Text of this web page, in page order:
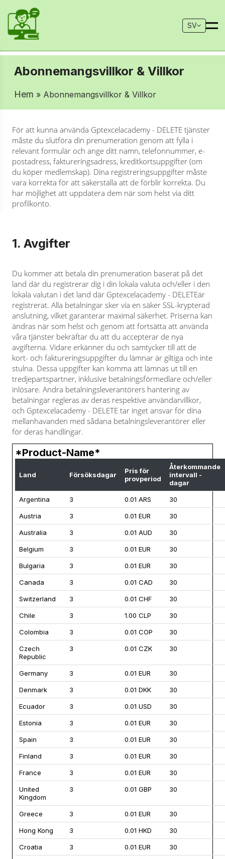
SV
Abonnemangsvillkor & Villkor
Hem » Abonnemangsvillkor & Villkor
För att kunna använda Gptexcelacademy - DELETE tjänster
måste du slutföra din prenumeration genom att fylla i
relevant formulär och ange ditt namn, telefonnummer, e-
postadress, faktureringsadress, kreditkortsuppgifter (om
du köper medlemskap). Dina registreringsuppgifter måste
vara korrekta för att säkerställa att de förblir korrekta. Du
har möjlighet att uppdatera dem när som helst via ditt
profilkonto.
1. Avgifter
Du kommer att betala din prenumeration baserat på det
land där du registrerar dig i din lokala valuta och/eller i den
lokala valutan i det land där Gptexcelacademy - DELETEär
registrerat. Alla betalningar sker via en säker SSL-krypterad
anslutning, vilket garanterar maximal säkerhet. Priserna kan
ändras när som helst och genom att fortsätta att använda
våra tjänster bekräftar du att du accepterar de nya
avgifterna. Vidare erkänner du och samtycker till att de
kort- och faktureringsuppgifter du lämnar är giltiga och inte
stulna. Dessa uppgifter kan komma att lämnas ut till en
tredjepartspartner, inklusive betalningsförmedlare och/eller
inlösare. Andra betalningsleverantörers hantering av
betalningar regleras av deras respektive användarvillkor,
och Gptexcelacademy - DELETE tar inget ansvar för dina
mellanhavanden med sådana betalningsleverantörer eller
för deras handlingar.
*Product-Name*
Land Försöksdagar
Pris för
provperiod
Återkommande
intervall -
dagar
Argentina 3 0.01 ARS 30
Austria 3 0.01 EUR 30
Australia 3 0.01 AUD 30
Belgium 3 0.01 EUR 30
Bulgaria 3 0.01 EUR 30
Canada 3 0.01 CAD 30
Switzerland 3 0.01 CHF 30
Chile 3 1.00 CLP 30
Colombia 3 0.01 COP 30
Czech
Republic
3 0.01 CZK 30
Germany 3 0.01 EUR 30
Denmark 3 0.01 DKK 30
Ecuador 3 0.01 USD 30
Estonia 3 0.01 EUR 30
Spain 3 0.01 EUR 30
Finland 3 0.01 EUR 30
France 3 0.01 EUR 30
United
Kingdom
3 0.01 GBP 30
Greece 3 0.01 EUR 30
Hong Kong 3 0.01 HKD 30
Croatia 3 0.01 EUR 30